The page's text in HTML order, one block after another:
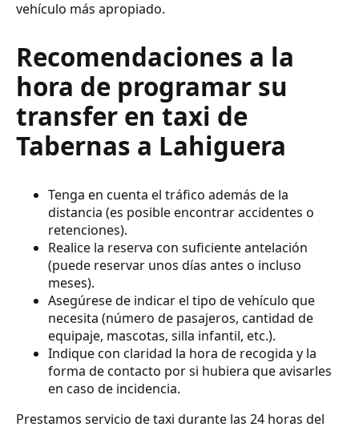
vehículo más apropiado.
Recomendaciones a la
hora de programar su
transfer en taxi de
Tabernas a Lahiguera
Tenga en cuenta el tráfico además de la
distancia (es posible encontrar accidentes o
retenciones).
Realice la reserva con suficiente antelación
(puede reservar unos días antes o incluso
meses).
Asegúrese de indicar el tipo de vehículo que
necesita (número de pasajeros, cantidad de
equipaje, mascotas, silla infantil, etc.).
Indique con claridad la hora de recogida y la
forma de contacto por si hubiera que avisarles
en caso de incidencia.
Prestamos servicio de taxi durante las 24 horas del